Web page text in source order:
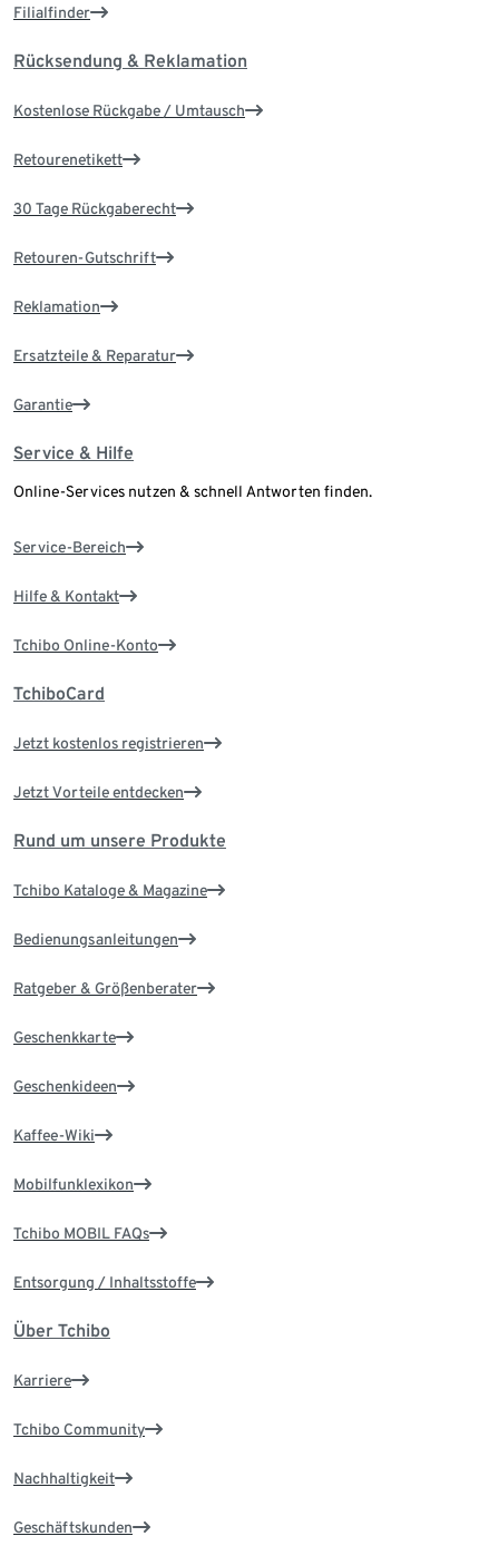
Filialfinder
Rücksendung & Reklamation
Kostenlose Rückgabe / Umtausch
Retourenetikett
30 Tage Rückgaberecht
Retouren-Gutschrift
Reklamation
Ersatzteile & Reparatur
Garantie
Service & Hilfe
Online-Services nutzen & schnell Antworten finden.
Service-Bereich
Hilfe & Kontakt
Tchibo Online-Konto
TchiboCard
Jetzt kostenlos registrieren
Jetzt Vorteile entdecken
Rund um unsere Produkte
Tchibo Kataloge & Magazine
Bedienungsanleitungen
Ratgeber & Größenberater
Geschenkkarte
Geschenkideen
Kaffee-Wiki
Mobilfunklexikon
Tchibo MOBIL FAQs
Entsorgung / Inhaltsstoffe
Über Tchibo
Karriere
Tchibo Community
Nachhaltigkeit
Geschäftskunden